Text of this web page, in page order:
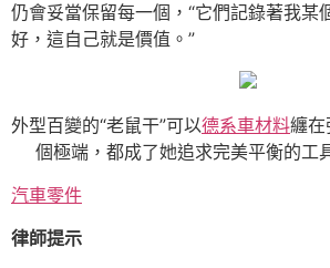
仍會妥當保留每一個，“它們記錄著我某
好，這自己就是價值。”
外型百變的“老鼠干”可以德系車材料纏在
個極端，都成了她追求完美平衡的工
汽車零件
律師提示